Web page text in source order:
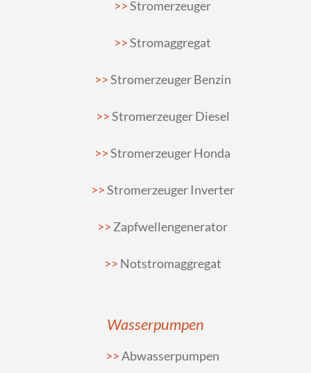
Stromerzeuger
Stromaggregat
Stromerzeuger Benzin
Stromerzeuger Diesel
Stromerzeuger Honda
Stromerzeuger Inverter
Zapfwellengenerator
Notstromaggregat
Wasserpumpen
Abwasserpumpen